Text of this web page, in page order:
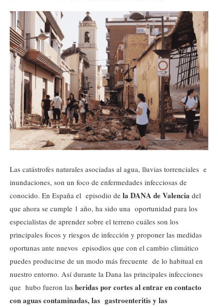
Las catástrofes naturales asociadas al agua, lluvias torrenciales e
inundaciones, son un foco de enfermedades infecciosas de
conocido. En España el episodio de la DANA de Valencia del
que ahora se cumple 1 año, ha sido una oportunidad para los
especialistas de aprender sobre el terreno cuáles son los
principales focos y riesgos de infección y proponer las medidas
oportunas ante nuevos episodios que con el cambio climático
puedes producirse de un modo más frecuente de lo habitual en
nuestro entorno. Así durante la Dana las principales infecciones
que hubo fueron las heridas por cortes al entrar en contacto
con aguas contaminadas, las gastroenteritis y las